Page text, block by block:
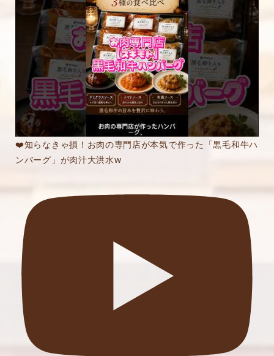
❤️知らなきゃ損！お肉の専門店が本気で作った「黒毛和牛ハ
ンバーグ」が肉汁大洪水w